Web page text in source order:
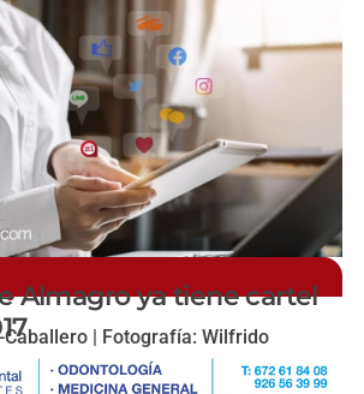
Almagro ya tiene cartel
| Fotografía: Wilfrido